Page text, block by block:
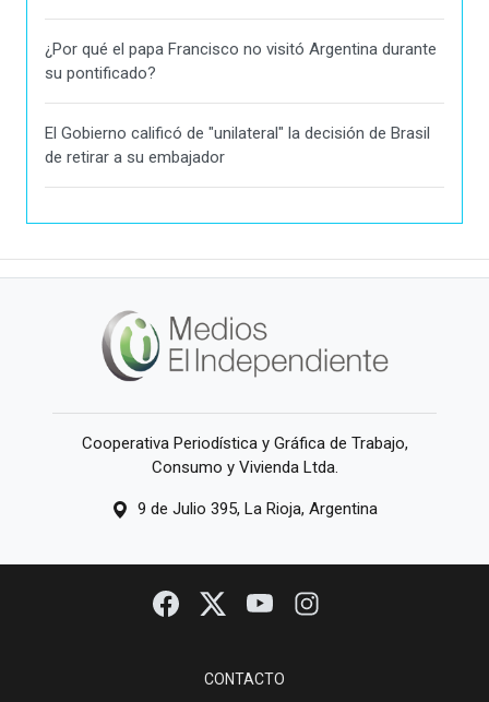
¿Por qué el papa Francisco no visitó Argentina durante
su pontificado?
El Gobierno calificó de "unilateral" la decisión de Brasil
de retirar a su embajador
Cooperativa Periodística y Gráfica de Trabajo,
Consumo y Vivienda Ltda.
9 de Julio 395, La Rioja, Argentina
CONTACTO